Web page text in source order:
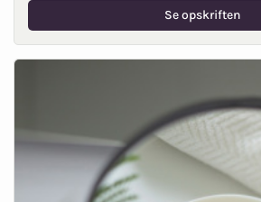
Se opskriften